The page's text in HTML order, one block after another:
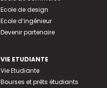
Ecole de design
Ecole d’ingénieur
Devenir partenaire
VIE ETUDIANTE
Vie Etudiante
Bourses et prêts étudiants